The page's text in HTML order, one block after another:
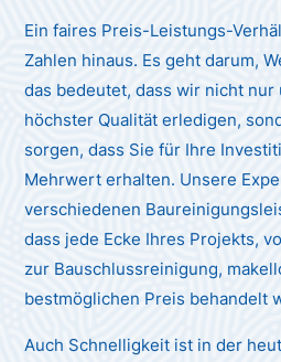
Ein faires Preis-Leistungs-
Zahlen hinaus. Es geht darum,
das bedeutet, dass wir nicht
höchster Qualität erledigen,
sorgen, dass Sie für Ihre
Mehrwert erhalten. Unsere
verschiedenen
dass jede Ecke Ihres Projekts,
zur Bauschlussreinigung,
bestmöglichen Preis behandelt
Auch Schnelligkeit ist in der